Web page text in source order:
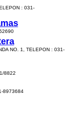
: 031-
NO. 1, TELEPON : 031-
8822
8973684